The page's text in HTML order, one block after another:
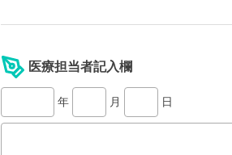
医療担当者記入欄
年 月 日